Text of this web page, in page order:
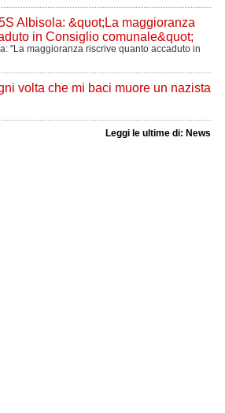
"La maggioranza riscrive quanto accaduto in
Leggi le ultime di: News